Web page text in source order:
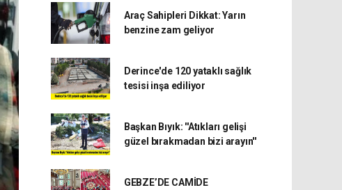
Araç Sahipleri Dikkat: Yarın
benzine zam geliyor
Derince'de 120 yataklı sağlık
tesisi inşa ediliyor
Başkan Bıyık: ''Atıkları gelişi
güzel bırakmadan bizi arayın''
GEBZE’DE CAMİDE